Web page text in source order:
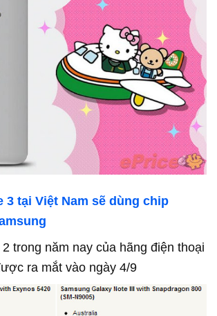
3 tại Việt Nam sẽ dùng chip
trong năm nay của hãng điện thoại
ra mắt vào ngày 4/9